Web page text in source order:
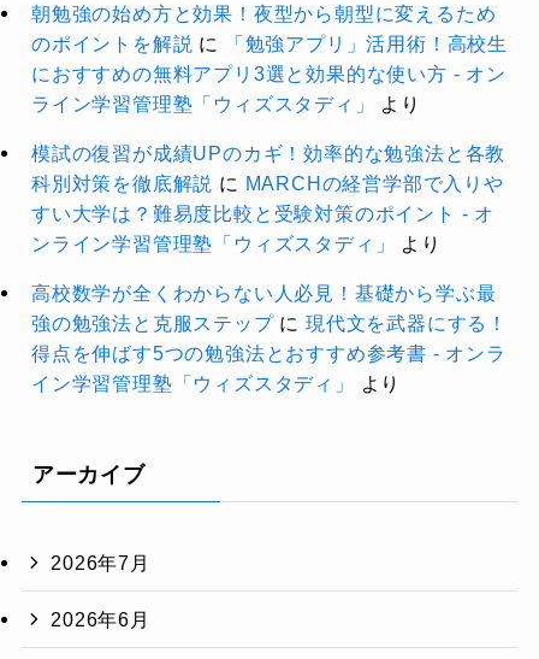
朝勉強の始め方と効果！夜型から朝型に変えるため
のポイントを解説 に
「勉強アプリ」活用術！高校生
におすすめの無料アプリ3選と効果的な使い方 - オン
ライン学習管理塾「ウィズスタディ」
より
模試の復習が成績UPのカギ！効率的な勉強法と各教
科別対策を徹底解説 に MARCHの経営学部で入りや
すい大学は？難易度比較と受験対策のポイント - オ
ンライン学習管理塾「ウィズスタディ」
より
高校数学が全くわからない人必見！基礎から学ぶ最
強の勉強法と克服ステップに現代文を武器にする！
得点を伸ばす5つの勉強法とおすすめ参考書 - オンラ
イン学習管理塾「ウィズスタディ」
より
アーカイブ
2026年7月
2026年6月